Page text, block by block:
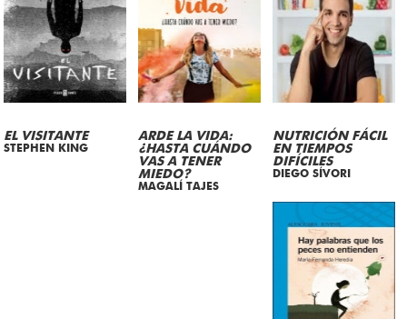
EL VISITANTE
STEPHEN KING
ARDE LA VIDA:
¿HASTA CUÁNDO
VAS A TENER
MIEDO?
MAGALÍ TAJES
NUTRICIÓN FÁCIL
EN TIEMPOS
DIFÍCILES
DIEGO SÍVORI